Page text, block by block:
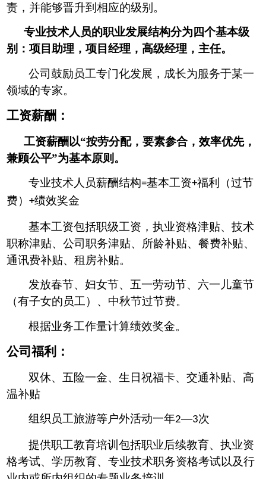
责，并能够晋升到相应的级别。
专业技术人员的职业发展结构分为四个基本级
别：项目助理，项目经理，高级经理，主任。
公司鼓励员工专门化发展，成长为服务于某一
领域的专家。
工资薪酬：
工资薪酬以“按劳分配，要素参合，效率优先，
兼顾公平”为基本原则。
专业技术人员薪酬结构=基本工资+福利（过节
费） +绩效奖金
基本工资包括职级工资，执业资格津贴、技术
职称津贴、公司职务津贴、所龄补贴、餐费补贴、
通讯费补贴、租房补贴。
发放春节、妇女节、五一劳动节、六一儿童节
（有子女的员工）、中秋节过节费。
根据业务工作量计算绩效奖金。
公司福利：
双休、五险一金、生日祝福卡、交通补贴、高
温补贴
组织员工旅游等户外活动一年2—3次
提供职工教育培训包括职业后续教育、执业资
格考试、学历教育、专业技术职务资格考试以及行